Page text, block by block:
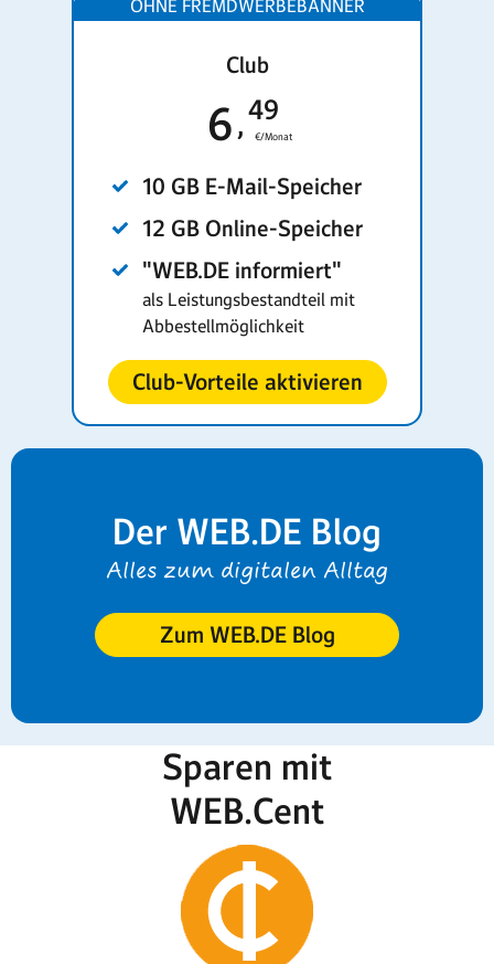
Club
6 49
€/Monat
10 GB E-Mail-Speicher
12 GB Online-Speicher
"WEB.DE informiert"
als Leistungsbestandteil mit
Abbestellmöglichkeit
Club-Vorteile aktivieren
Der WEB.DE Blog
Alles zum digitalen Alltag
Zum WEB.DE Blog
Sparen mit
WEB.Cent